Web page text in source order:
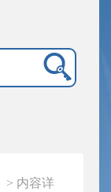
> 内容详